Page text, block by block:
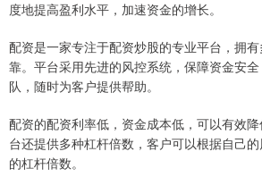
度地提高盈利水平，加速资金的增长。
配资是一家专注于配资炒股的专业平台，拥
靠。平台采用先进的风控系统，保障资金安
队，随时为客户提供帮助。
配资的配资利率低，资金成本低，可以有效
台还提供多种杠杆倍数，客户可以根据自己
的杠杆倍数。